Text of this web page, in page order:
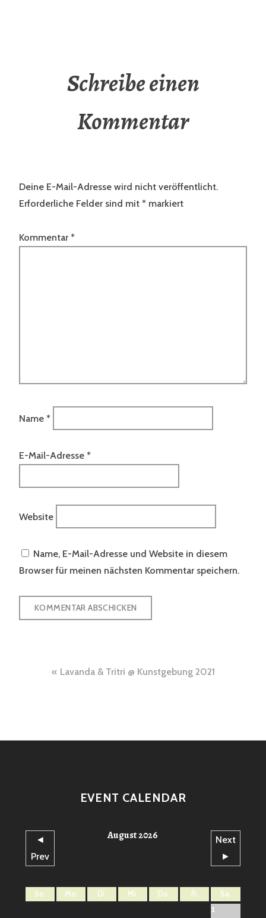
Schreibe einen
Kommentar
Deine E-Mail-Adresse wird nicht veröffentlicht.
Erforderliche Felder sind mit * markiert
Kommentar *
Name *
E-Mail-Adresse *
Website
Name, E-Mail-Adresse und Website in diesem
Browser für meinen nächsten Kommentar speichern.
Beitragsnavigation
Lavanda & Tritri @ Kunstgebung 2021
EVENT CALENDAR
◄
Prev
August 2026
Next
►
So. Mo. Di. Mi. Do. Fr. Sa.
1